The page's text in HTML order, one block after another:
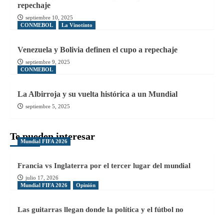
repechaje
septiembre 10, 2025
CONMEBOL
La Vinotinto
Venezuela y Bolivia definen el cupo a repechaje
septiembre 9, 2025
CONMEBOL
La Albirroja y su vuelta histórica a un Mundial
septiembre 5, 2025
Te pueden interesar
Mundial FIFA 2026
Francia vs Inglaterra por el tercer lugar del mundial
julio 17, 2026
Mundial FIFA 2026
Opinión
Las guitarras llegan donde la política y el fútbol no